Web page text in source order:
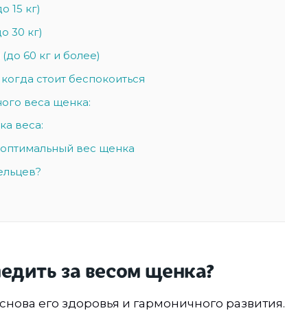
15 кг)
30 кг)
60 кг и более)
стоит беспокоиться
веса щенка:
веса:
вес щенка
за весом щенка?
его здоровья и гармоничного развития.